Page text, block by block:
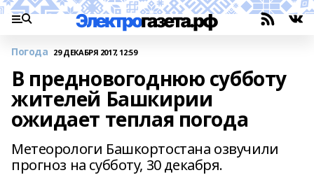
Погода 29 ДЕКАБРЯ 2017, 12:59
В предновогоднюю субботу
жителей Башкирии
ожидает теплая погода
Метеорологи Башкортостана озвучили
прогноз на субботу, 30 декабря.